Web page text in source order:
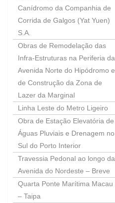
Canídromo da Companhia de
Corrida de Galgos (Yat Yuen)
S.A.
Obras de Remodelação das
Infra-Estruturas na Periferia da
Avenida Norte do Hipódromo e
de Construção da Zona de
Lazer da Marginal
Linha Leste do Metro Ligeiro
Obra de Estação Elevatória de
Águas Pluviais e Drenagem no
Sul do Porto Interior
Travessia Pedonal ao longo da
Avenida do Nordeste – Breve
Quarta Ponte Marítima Macau
– Taipa